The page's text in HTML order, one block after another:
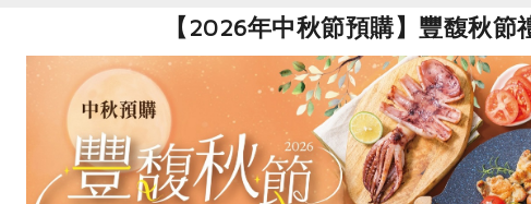
邵老師用心地為木柵站大人小孩，寫出一副副獨具特色的春聯。（攝影／于
獨一無二的墨寶 無可取代的合
【2026年中秋節預購】豐馥秋節